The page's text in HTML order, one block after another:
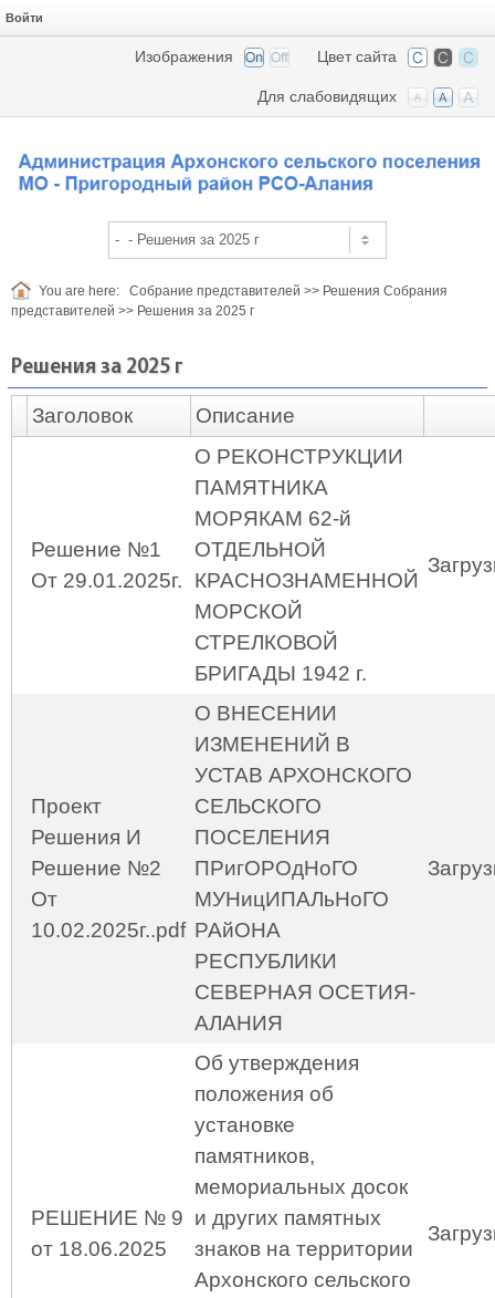
Войти
Цвет сайта
Изображения
Для слабовидящих
You are here: Собрание представителей >> Решения Собрания
представителей >> Решения за 2025 г
Решения за 2025 г
Заголовок Описание
Решение №1
От 29.01.2025г.
О РЕКОНСТРУКЦИИ
ПАМЯТНИКА
МОРЯКАМ 62-й
ОТДЕЛЬНОЙ
КРАСНОЗНАМЕННОЙ
МОРСКОЙ
СТРЕЛКОВОЙ
БРИГАДЫ 1942 г.
Проект
Решения И
Решение №2
От
10.02.2025г..pdf
О ВНЕСЕНИИ
ИЗМЕНЕНИЙ В
УСТАВ АРХОНСКОГО
СЕЛЬСКОГО
ПОСЕЛЕНИЯ
ПРигОРОдНоГО
МУНицИПАЛьНоГО
РАйОНА
РЕСПУБЛИКИ
СЕВЕРНАЯ ОСЕТИЯ-
АЛАНИЯ
РЕШЕНИЕ № 9
от 18.06.2025
Об утверждения
положения об
установке
памятников,
мемориальных досок
и других памятных
знаков на территории
Архонского сельского